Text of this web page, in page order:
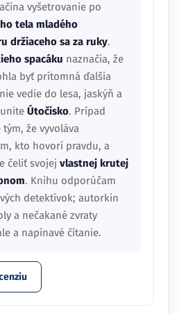
vyšetrovanie po
tela mladého
držiaceho sa za ruky.
spacáku naznačia, že
byť prítomná ďalšia
vedie do lesa, jaskýň a
Útočisko. Prípad
že vyvoláva
kto hovorí pravdu, a
čeliť svojej vlastnej krutej
. Knihu odporúčam
detektívok; autorkin
a nečakané zvraty
a napínavé čítanie.